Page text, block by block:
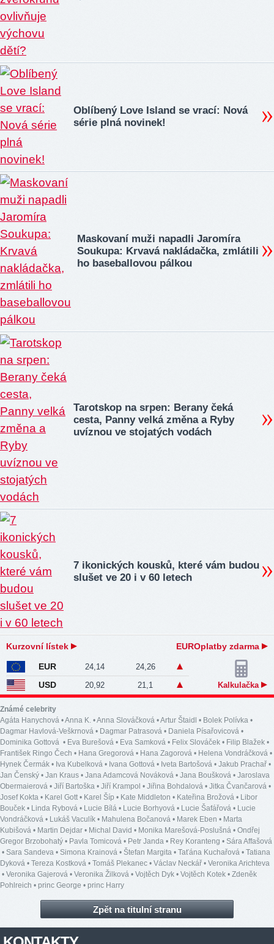
Oblíbený Love Island se vrací: Nová
série plná novinek!
Maskovaní muži napadli Jaromíra
Soukupa: Krvavá nakládačka, zmlátili
ho baseballovou pálkou
Tarotskop na srpen: Berany čeká
cesta, Panny velká změna a Ryby
uvíznou ve stojatých vodách
7 ikonických kousků, které vám budou
slušet ve 20 i v 60 letech
Kurzovní lístek EUROplatby zdarma
EUR 24,14 24,26
USD 20,92 21,1 Kalkulačka
Známé celebrity
Agáta Hanychová •Anna K. •Anna Slováčková •Artur Štaidl • Bolek Polívka •
Dagmar Havlová-Veškrnová • Dagmar Patrasová • Daniela Písařovicová •
Dominika Gottová • Eva Burešová • Eva Samková • Felix Slováček • Filip Blažek •
František Ringo Čech • Hana Gregorová • Hana Zagorová • Helena Vondráčková •
Hynek Čermák • Iva Kubelková • Ivana Gottová • Iveta Bartošová • Jakub Prachař •
Jan Čenský • Jan Kraus • Jana Adamcová Nováková • Jana Boušková • Jaroslava
Obermaierová • Jiří Bartoška • Jiří Krampol • Jiřina Bohdalová • Jitka Čvančarová •
Josef Kokta • Karel Gott • Karel Šíp • Kate Middleton • Kateřina Brožová • Libor
Bouček • Linda Rybová • Lucie Bílá • Lucie Borhyová • Lucie Šafářová • Lucie
Vondráčková • Lukáš Vaculík • Mahulena Bočanová • Marek Eben • Marta
Kubišová • Martin Dejdar • Michal David • Monika Marešová-Poslušná • Ondřej
Gregor Brzobohatý • Pavla Tomicová • Petr Janda • Rey Koranteng • Sára Affašová
• Sara Sandeva • Simona Krainová • Štefan Margita • Taťána Kuchařová • Tatiana
Dyková • Tereza Kostková • Tomáš Plekanec • Václav Neckář • Veronika Arichteva
• Veronika Gajerová • Veronika Žilková • Vojtěch Dyk • Vojtěch Kotek • Zdeněk
Pohlreich • princ George • princ Harry
Zpět na titulní stranu